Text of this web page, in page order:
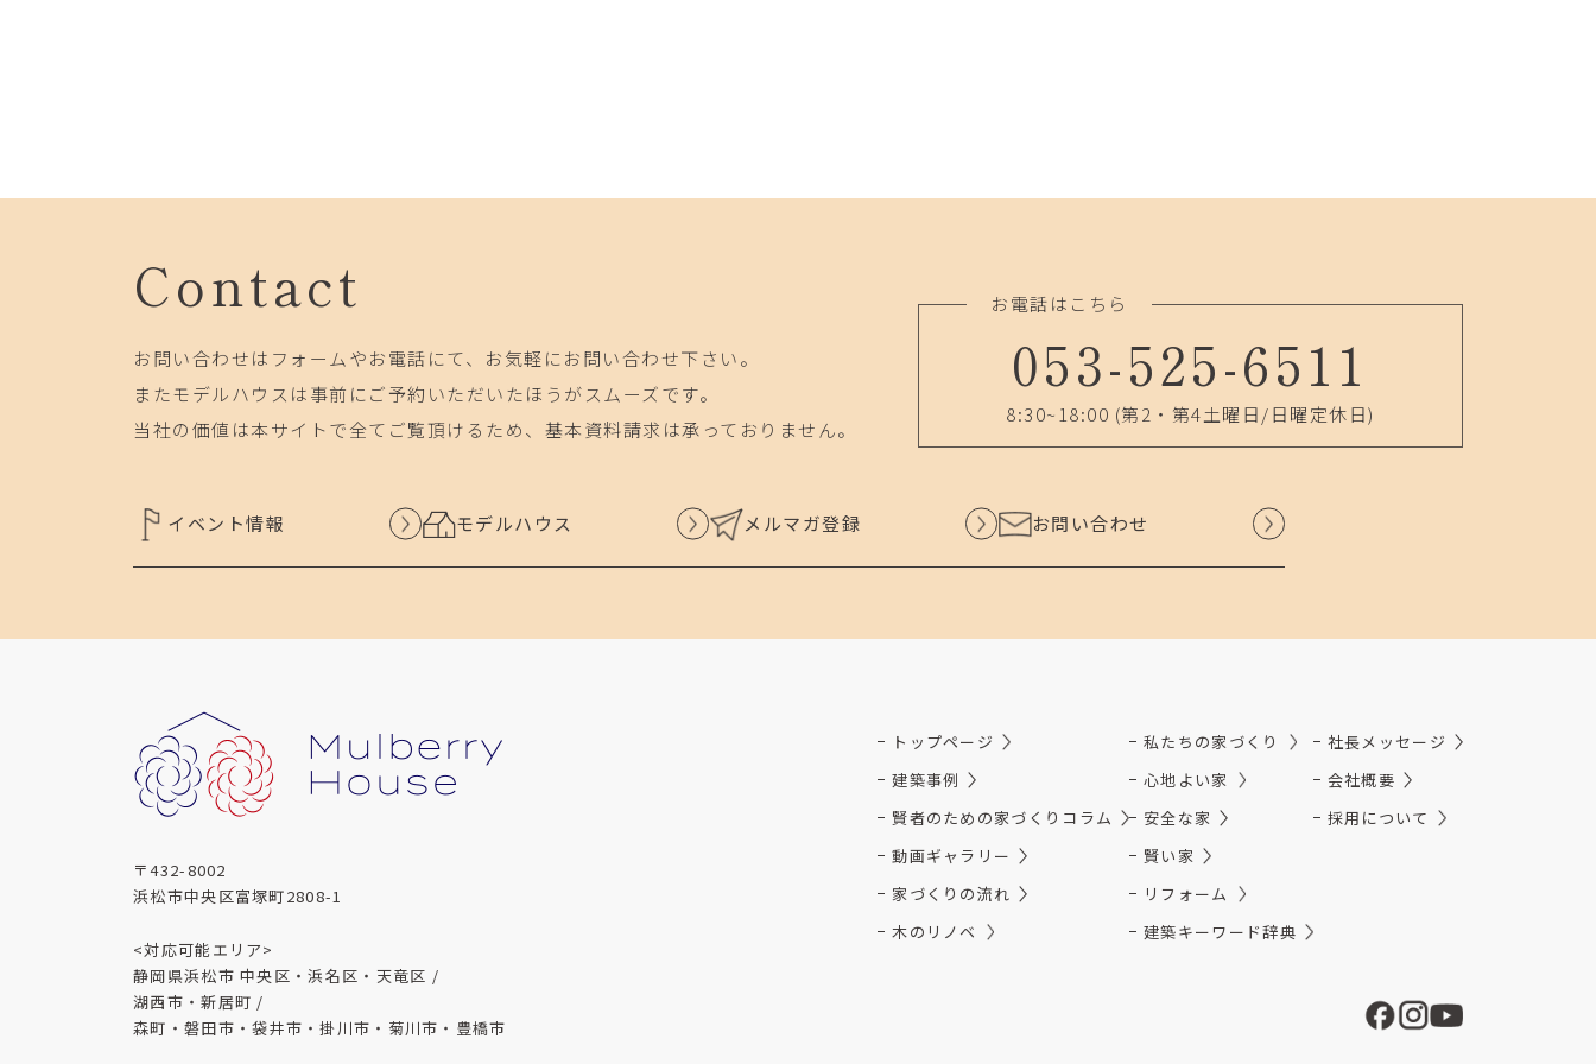
Contact
お問い合わせはフォームやお電話にて、お気軽にお問い合わせ下さい。
またモデルハウスは事前にご予約いただいたほうがスムーズです。
当社の価値は本サイトで全てご覧頂けるため、基本資料請求は承っておりません。
お電話はこちら
053-525-6511
8:30~18:00 (第2・第4土曜日/日曜定休日)
イベント情報 モデルハウス メルマガ登録 お問い合わせ
〒432-8002
浜松市中央区富塚町2808-1
<対応可能エリア>
静岡県浜松市 中央区・浜名区・天竜区 /
湖西市・新居町 /
森町・磐田市・袋井市・掛川市・菊川市・豊橋市
トップページ
建築事例
賢者のための家づくりコラム
動画ギャラリー
家づくりの流れ
木のリノベ
私たちの家づくり
心地よい家
安全な家
賢い家
リフォーム
建築キーワード辞典
社長メッセージ
会社概要
採用について